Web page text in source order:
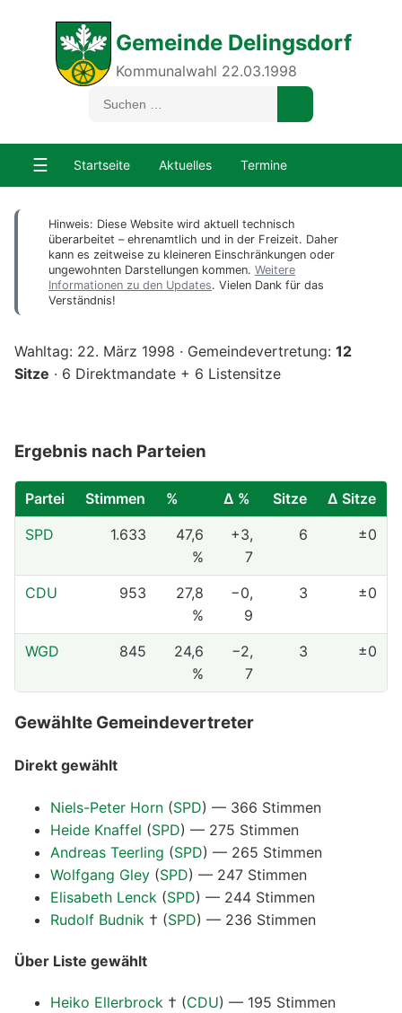
Gemeinde Delingsdorf
Kommunalwahl 22.03.1998
☰ Startseite Aktuelles Termine
Hinweis: Diese Website wird aktuell technisch
überarbeitet – ehrenamtlich und in der Freizeit. Daher
kann es zeitweise zu kleineren Einschränkungen oder
ungewohnten Darstellungen kommen. Weitere
Informationen zu den Updates. Vielen Dank für das
Verständnis!
Wahltag: 22. März 1998 · Gemeindevertretung: 12
Sitze · 6 Direktmandate + 6 Listensitze
Ergebnis nach Parteien
Partei Stimmen % Δ % Sitze
Δ Sitze
SPD
1.633
47,6
%
+3,
7
6 ±0
CDU 953
27,8
%
−0,
9
3 ±0
WGD 845
24,6
%
−2,
7
3 ±0
Gewählte Gemeindevertreter
Direkt gewählt
Niels-Peter Horn (SPD) — 366 Stimmen
Heide Knaffel (SPD) — 275 Stimmen
Andreas Teerling (SPD) — 265 Stimmen
Wolfgang Gley (SPD) — 247 Stimmen
Elisabeth Lenck (SPD) — 244 Stimmen
Rudolf Budnik † (SPD) — 236 Stimmen
Über Liste gewählt
Heiko Ellerbrock † (CDU) — 195 Stimmen